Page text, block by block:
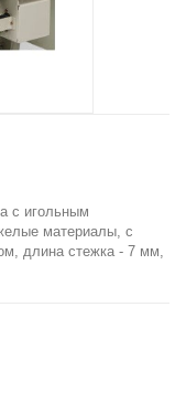
с игольным
материалы, с
длина стежка - 7 мм,